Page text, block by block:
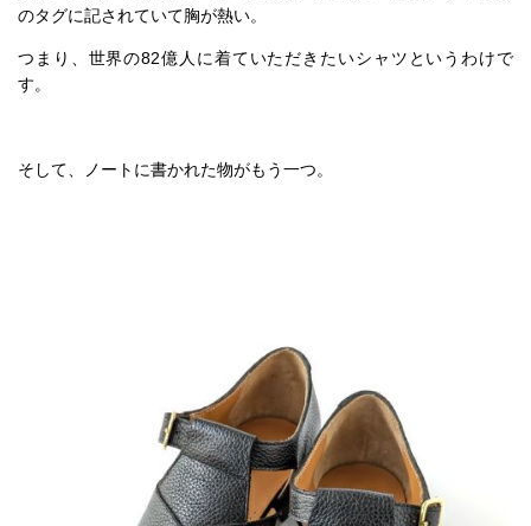
のタグに記されていて胸が熱い。
つまり、世界の82億人に着ていただきたいシャツというわけで
す。
そして、ノートに書かれた物がもう一つ。